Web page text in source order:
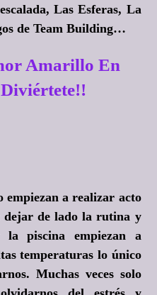
Las Esferas, La
de Team Building…
Amarillo En
empiezan a realizar acto
dejar de lado la rutina y
piscina empiezan a
temperaturas lo único
Muchas veces solo